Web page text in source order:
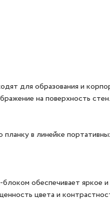
для образования и
на поверхность стен.
в линейке
обеспечивает яркое и
цвета и